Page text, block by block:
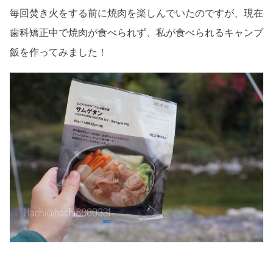
毎回焚き火をする前に焼肉を楽しんでいたのですが、現在
歯科矯正中で焼肉が食べられず、私が食べられるキャンプ
飯を作ってみました！